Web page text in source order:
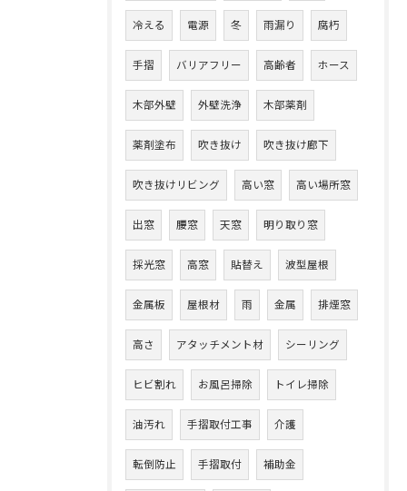
冷える 電源 冬 雨漏り 腐朽
手摺 バリアフリー 高齢者 ホース
木部外壁 外壁洗浄 木部薬剤
薬剤塗布 吹き抜け 吹き抜け廊下
吹き抜けリビング 高い窓 高い場所窓
出窓 腰窓 天窓 明り取り窓
採光窓 高窓 貼替え 波型屋根
金属板 屋根材 雨 金属 排煙窓
高さ アタッチメント材 シーリング
ヒビ割れ お風呂掃除 トイレ掃除
油汚れ 手摺取付工事 介護
転倒防止 手摺取付 補助金